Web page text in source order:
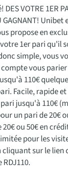
VOTRE 1ER
GAGNANT! Unibet
propose en
1er pari qu'il
simple, vous
vous
110€
Facile, rapide
jusqu'à 110€
un pari de 20€
ou 50€ en
pour les
cliquant sur le lien